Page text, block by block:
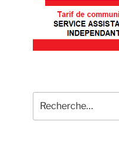
pour
: